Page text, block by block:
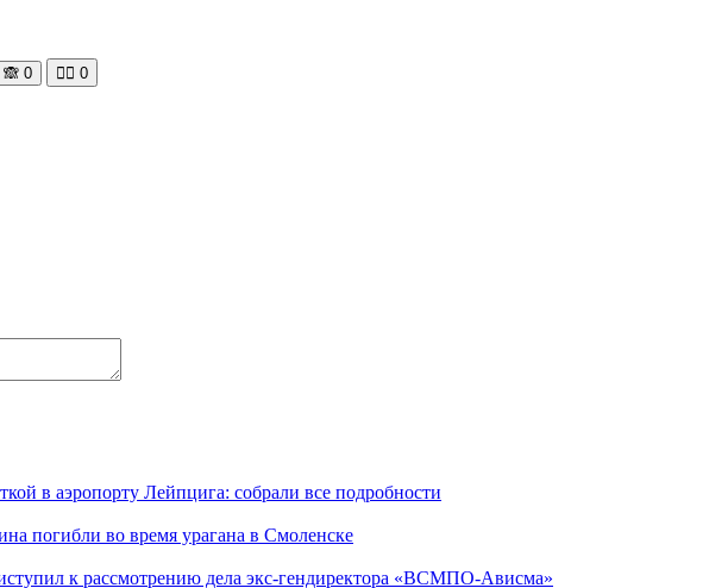
🙈 0 🧘‍♀️ 0
в аэропорту Лейпцига: собрали все подробности
погибли во время урагана в Смоленске
к рассмотрению дела экс-гендиректора «ВСМПО-Ависма»